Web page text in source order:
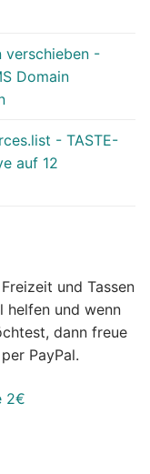
verschieben -
Domain
- TASTE-
auf 12
und Tassen
helfen und wenn
dann freue
PayPal.
2€